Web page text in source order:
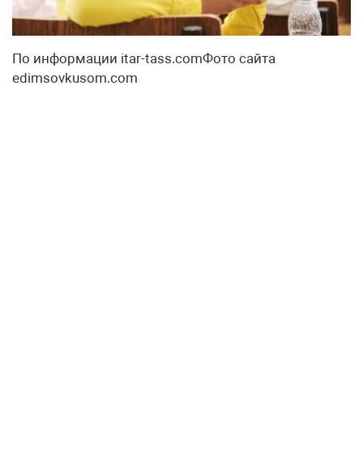
По информации itar-tass.comФото сайта
edimsovkusom.com